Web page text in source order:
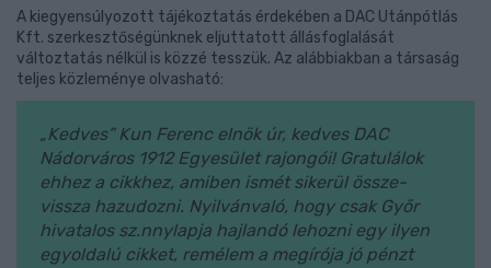
A kiegyensúlyozott tájékoztatás érdekében a DAC Utánpótlás
Kft. szerkesztőségünknek eljuttatott állásfoglalását
változtatás nélkül is közzé tesszük. Az alábbiakban a társaság
teljes közleménye olvasható:
„Kedves” Kun Ferenc elnök úr, kedves DAC
Nádorváros 1912 Egyesület rajongói! Gratulálok
ehhez a cikkhez, amiben ismét sikerül össze-
vissza hazudozni. Nyilvánvaló, hogy csak Győr
hivatalos sz.nnylapja hajlandó lehozni egy ilyen
egyoldalú cikket, remélem a megírója jó pénzt